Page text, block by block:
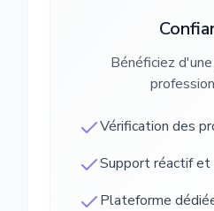
Bénéficiez
Vérification des
Support réactif et
Plateforme